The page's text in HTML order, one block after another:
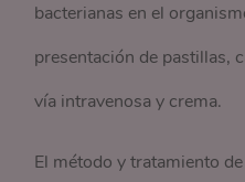
bacterianas en el
presentación de pastillas,
vía intravenosa y crema.
El método y tratamiento